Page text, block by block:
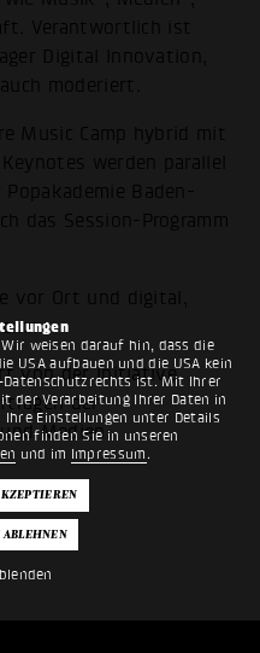
weisen darauf hin, dass die
USA aufbauen und die USA kein
ist. Mit Ihrer
der Verarbeitung Ihrer Daten in
Ihre Einstellungen unter Details
finden Sie in unseren
und im Impressum .
Verantwortlich ist
Digital Innovation,
moderiert.
Music Camp hybrid mit
werden parallel
Popakademie Baden-
das Session-Programm
vor Ort und digital,
von der Initiative
der
Medien.